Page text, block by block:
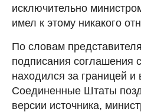
исключительно
имел к этому никакого
По словам
подписания соглашения
находился за границей и
Соединенные Штаты
версии источника,